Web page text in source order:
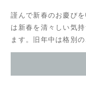
謹んで新春のお慶び
は新春を清々しい気
ます。旧年中は格別
いました。本年もよ